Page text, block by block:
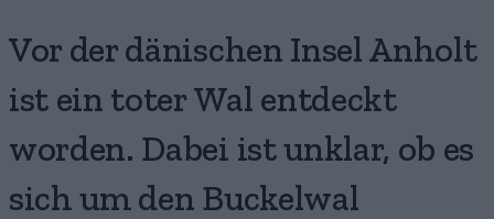
Vor der dänischen Insel Anholt
ist ein toter Wal entdeckt
worden. Dabei ist unklar, ob es
sich um den Buckelwal